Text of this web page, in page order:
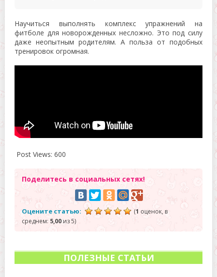
Научиться выполнять комплекс упражнений на
фитболе для новорожденных несложно. Это под силу
даже неопытным родителям. А польза от подобных
тренировок огромная.
Post Views: 600
Поделитесь в социальных сетях!
Оцените статью: (1 оценок, в
среднем: 5,00из 5)
ПОЛЕЗНЫЕ СТАТЬИ